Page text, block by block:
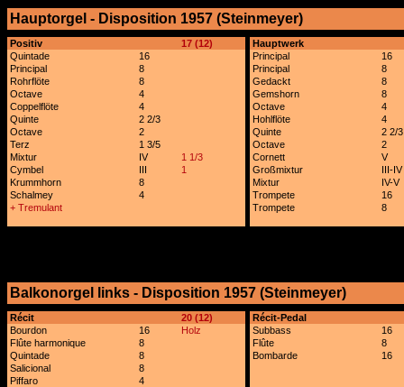
Hauptorgel - Disposition 1957 (Steinmeyer)
Positiv 17 (12)
Hauptwerk
Quintade
16 Principal
16
Principal
8 Principal
8
Rohrflöte
8 Gedackt
8
Octave
4 Gemshorn
8
Coppelflöte
4 Octave
4
Quinte
2 2/3 Hohlflöte
4
Octave
2 Quinte
2 2/3
Terz
1 3/5 Octave
2
Mixtur
IV 1 1/3 Cornett
V
Cymbel
III 1 Großmixtur
III-IV
Krummhorn
8 Mixtur
IV-V
Schalmey
4 Trompete
16
+ Tremulant
Trompete 8
Balkonorgel links - Disposition 1957 (Steinmeyer)
Récit 20 (12)
Récit-Pedal
Bourdon
16 Holz Subbass
16
Flûte harmonique
8 Flûte
8
Quintade
8 Bombarde
16
Salicional
8
Piffaro
4